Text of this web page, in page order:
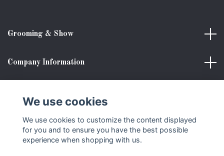
Grooming & Show
Company Information
Social Media
We use cookies
We use cookies to customize the content displayed
for you and to ensure you have the best possible
experience when shopping with us.